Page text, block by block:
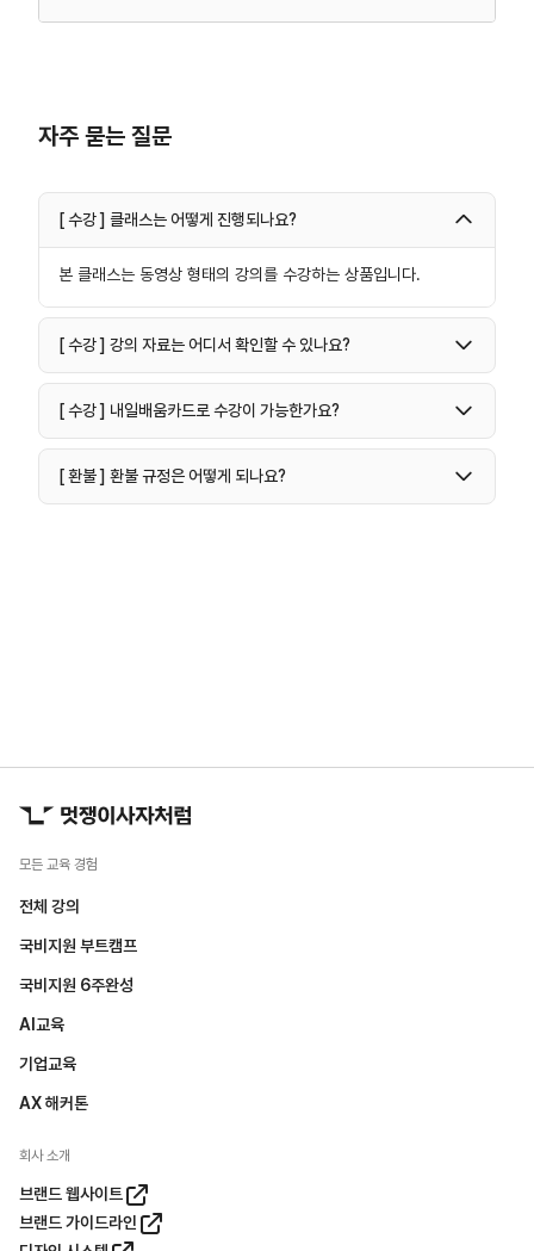
자주 묻는 질문
[ 수강 ] 클래스는 어떻게 진행되나요?
본 클래스는 동영상 형태의 강의를 수강하는 상품입니다.
[ 수강 ] 강의 자료는 어디서 확인할 수 있나요?
[ 수강 ] 내일배움카드로 수강이 가능한가요?
[ 환불 ] 환불 규정은 어떻게 되나요?
모든 교육 경험
전체 강의
국비지원 부트캠프
국비지원 6주완성
AI교육
기업교육
AX 해커톤
회사 소개
브랜드 웹사이트
브랜드 가이드라인